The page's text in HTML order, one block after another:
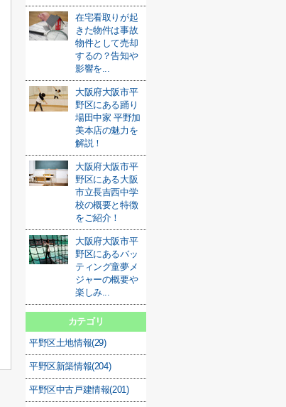
在宅看取りが起
きた物件は事故
物件として売却
するの？告知や
影響を...
大阪府大阪市平
野区にある踊り
場田中家 平野加
美本店の魅力を
解説！
大阪府大阪市平
野区にある大阪
市立長吉西中学
校の概要と特徴
をご紹介！
大阪府大阪市平
野区にあるバッ
ティング童夢メ
ジャーの概要や
楽しみ...
カテゴリ
平野区土地情報(29)
平野区新築情報(204)
平野区中古戸建情報(201)